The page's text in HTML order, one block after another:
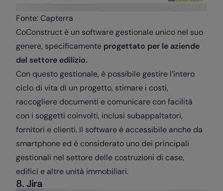
Fonte: Capterra
CoConstruct è un software gestionale unico nel suo
genere, specificamente progettato per le aziende
del settore edilizio.
Con questo gestionale, è possibile gestire l’intero
ciclo di vita di un progetto, stimare i costi,
raccogliere documenti e comunicare con facilità
con i soggetti coinvolti, inclusi subappaltatori,
fornitori e clienti. Il software è accessibile anche da
smartphone ed è considerato uno dei principali
gestionali nel settore delle costruzioni di case,
edifici e altre unità immobiliari.
8. Jira